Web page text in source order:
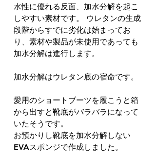
水性に優れる反面、加水分解を起こ
しやすい素材です。 ウレタンの生成
段階からすでに劣化は始まってお
り、素材や製品が未使用であっても
加水分解は進行します。
加水分解はウレタン底の宿命です。
愛用のショートブーツを履こうと箱
から出すと靴底がバラバラになって
いたそうです。
お預かりし靴底を加水分解しない
EVAスポンジで作成しました。